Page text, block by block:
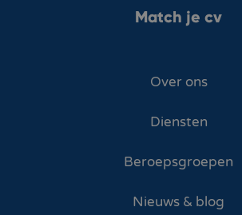
Match je cv
Over ons
Diensten
Beroepsgroepen
Nieuws & blog